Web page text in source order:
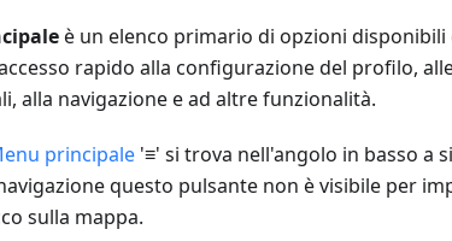
è un elenco primario di opzioni
rapido alla configurazione del profilo,
alla navigazione e ad altre funzionalità.
principale '≡' si trova nell'angolo in basso a
questo pulsante non è visibile per
sulla mappa.